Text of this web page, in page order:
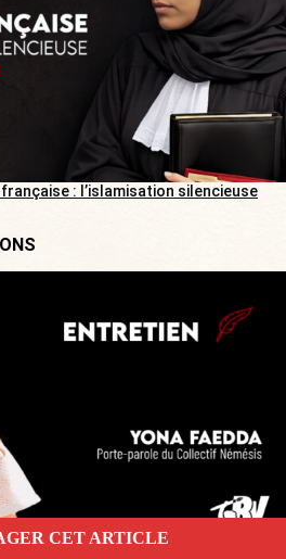
française : l’islamisation silencieuse
CET ARTICLE